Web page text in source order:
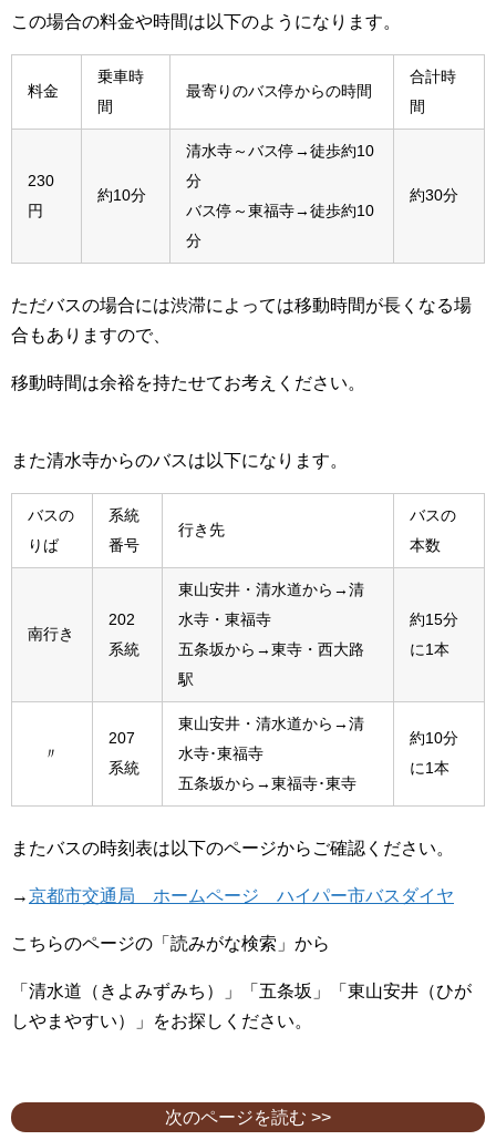
この場合の料金や時間は以下のようになります。
料金
乗車時
間
最寄りのバス停からの時間
合計時
間
230
円
約10分
清水寺～バス停→徒歩約10
分
バス停～東福寺→徒歩約10
分
約30分
ただバスの場合には渋滞によっては移動時間が長くなる場
合もありますので、
移動時間は余裕を持たせてお考えください。
また清水寺からのバスは以下になります。
バスの
りば
系統
番号
行き先
バスの
本数
南行き
202
系統
東山安井・清水道から→清
水寺・東福寺
五条坂から→東寺・西大路
駅
約15分
に1本
〃
207
系統
東山安井・清水道から→清
水寺･東福寺
五条坂から→東福寺･東寺
約10分
に1本
またバスの時刻表は以下のページからご確認ください。
→京都市交通局 ホームページ ハイパー市バスダイヤ
こちらのページの「読みがな検索」から
「清水道（きよみずみち）」「五条坂」「東山安井（ひが
しやまやすい）」をお探しください。
次のページを読む >>